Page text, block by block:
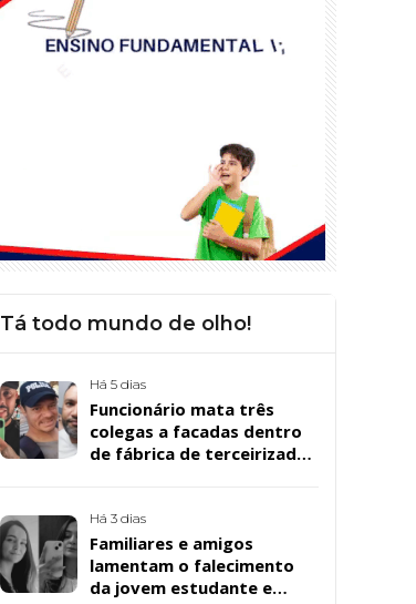
Tá todo mundo de olho!
Há 5 dias
Funcionário mata três
colegas a facadas dentro
de fábrica de terceirizada
Há 3 dias
Familiares e amigos
lamentam o falecimento
da jovem estudante e